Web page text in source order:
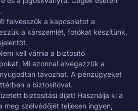
felvesszük a kapcsolatot a
a kárszemlét, fotókat készítünk,
kell várnia a biztosító
Mi azonnal elvégezzük a
távozhat. A pénzügyeket
a biztosítóval.
biztosítási díjat! Használja ki a
meg szélvédőjét teljesen ingyen,